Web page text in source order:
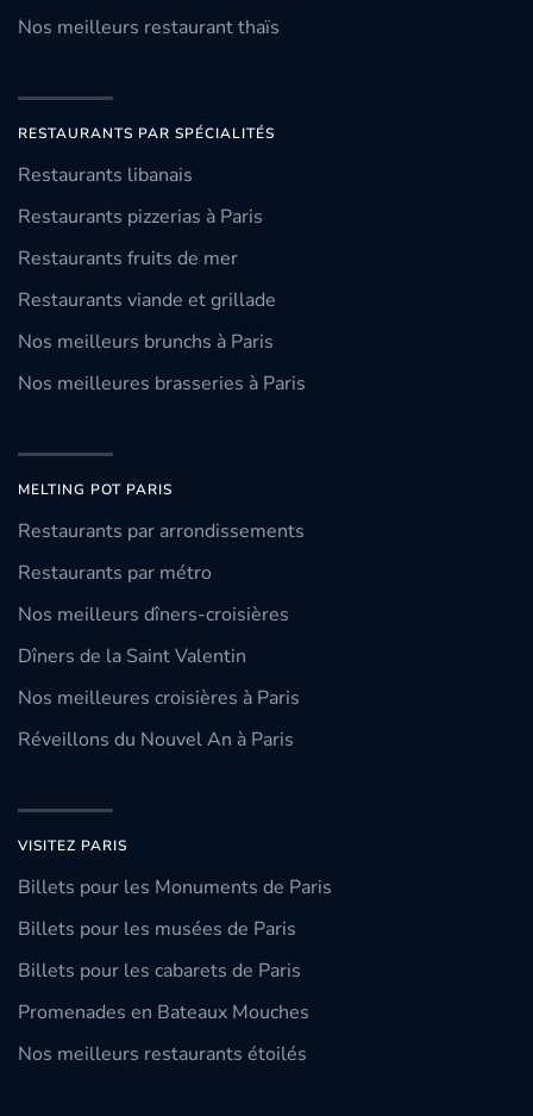
Nos meilleurs restaurant thaïs
RESTAURANTS PAR SPÉCIALITÉS
Restaurants libanais
Restaurants pizzerias à Paris
Restaurants fruits de mer
Restaurants viande et grillade
Nos meilleurs brunchs à Paris
Nos meilleures brasseries à Paris
MELTING POT PARIS
Restaurants par arrondissements
Restaurants par métro
Nos meilleurs dîners-croisières
Dîners de la Saint Valentin
Nos meilleures croisières à Paris
Réveillons du Nouvel An à Paris
VISITEZ PARIS
Billets pour les Monuments de Paris
Billets pour les musées de Paris
Billets pour les cabarets de Paris
Promenades en Bateaux Mouches
Nos meilleurs restaurants étoilés